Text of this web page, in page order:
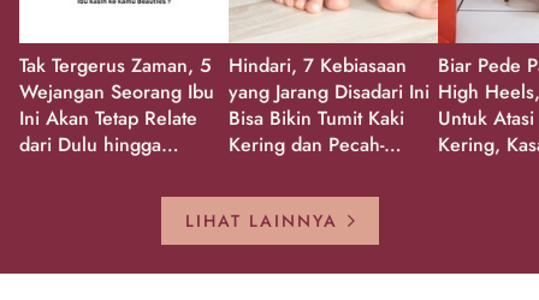
Tak Tergerus Zaman, 5
Wejangan Seorang Ibu
Ini Akan Tetap Relate
dari Dulu hingga
Hindari, 7 Kebiasaan
yang Jarang Disadari Ini
Bisa Bikin Tumit Kaki
Kering dan Pecah-
Biar Pede
High
Untuk
Kering,
LIHAT LAINNYA